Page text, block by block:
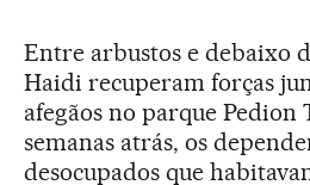
Entre arbustos e debaixo
Haidi recuperam forças
afegãos no parque Pedion
semanas atrás, os
desocupados que